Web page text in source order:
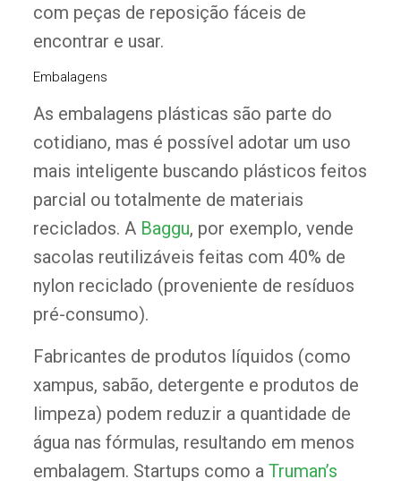
com peças de reposição fáceis de
encontrar e usar.
Embalagens
As embalagens plásticas são parte do
cotidiano, mas é possível adotar um uso
mais inteligente buscando plásticos feitos
parcial ou totalmente de materiais
reciclados. A Baggu, por exemplo, vende
sacolas reutilizáveis feitas com 40% de
nylon reciclado (proveniente de resíduos
pré-consumo).
Fabricantes de produtos líquidos (como
xampus, sabão, detergente e produtos de
limpeza) podem reduzir a quantidade de
água nas fórmulas, resultando em menos
embalagem. Startups como a Truman’s